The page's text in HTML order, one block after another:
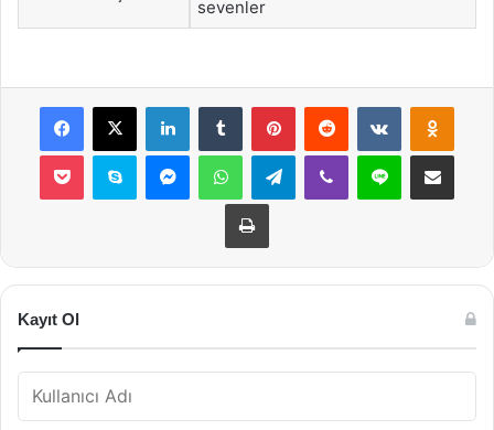
sevenler
Facebook
X LinkedInTumblr PinterestReddit VKontakte
Pocket Skype MessengerWhatsAppTelegramViber Line E-Posta ile
Yazdır
Kayıt Ol